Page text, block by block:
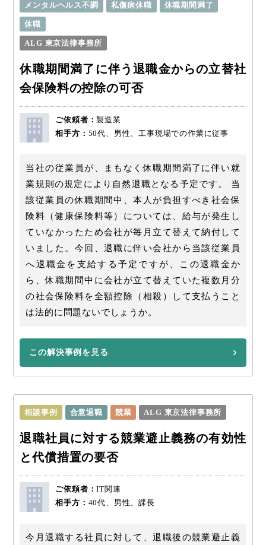
メンタルヘルス不調 私傷病休職 休職期間満了
休職
ALG 東京法律事務所
休職期間満了に伴う退職金からの立替社
会保険料の控除の可否
ご依頼者：製造業
相手方： 50代、男性、工事現場での作業に従事
当社の従業員が、まもなく休職期間満了に伴い就
業規則の規定により自然退職となる予定です。 当
該従業員の休職期間中、本人が負担すべき社会保
険料（健康保険料等）については、給与が発生し
ていなかったため会社が毎月立て替えて納付して
いました。今回、退職に伴い会社から当該従業員
へ退職金を支給する予定ですが、この退職金か
ら、休職期間中に会社が立て替えていた複数月分
の社会保険料を全額控除（相殺）して支払うこと
は法的に問題ないでしょうか。
この解決事例を見る
相談事例 合意退職 競業 ALG 東京法律事務所
退職社員に対する競業避止義務の有効性
と代償措置の要否
ご依頼者：IT関連
相手方： 40代、男性、課長
今月退職する社員に対して、退職後の競業避止義